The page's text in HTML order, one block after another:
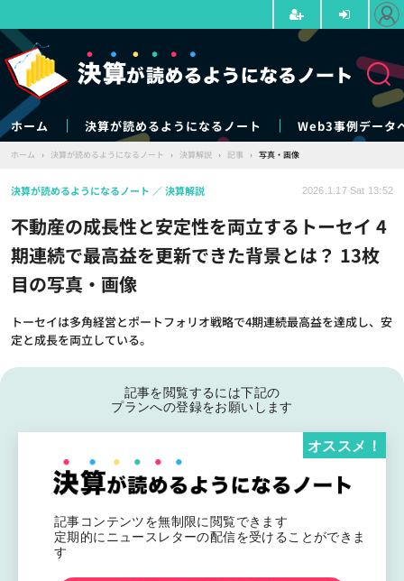
ホーム 決算が読めるようになるノート Web3事例データ
ホーム › 決算が読めるようになるノート › 決算解説 › 記事 › 写真・画像
不動産の成長性と安定性を両立するトーセイ 4
期連続で最高益を更新できた背景とは？ 13枚
目の写真・画像
トーセイは多角経営とポートフォリオ戦略で4期連続最高益を達成し、安
定と成長を両立している。
決算が読めるようになるノート 決算解説 2026.1.17 Sat 13:52
記事を閲覧するには下記の
プランへの登録をお願いします
記事コンテンツを無制限に閲覧できます
定期的にニュースレターの配信を受けることができま
す
オススメ！